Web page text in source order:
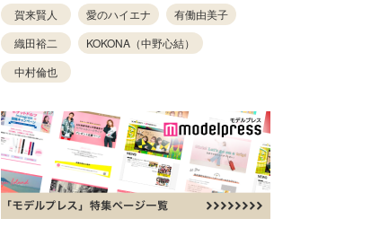
賀来賢人 愛のハイエナ
有働由美子
織田裕二
KOKONA（中野心結）
中村倫也